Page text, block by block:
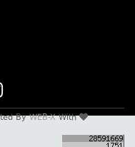
ByWEB-XWith